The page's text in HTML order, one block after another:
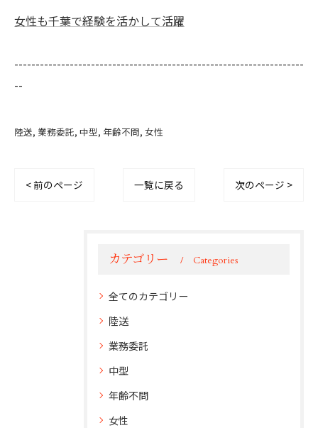
女性も千葉で経験を活かして活躍
--------------------------------------------------------------------
--
陸送 業務委託 中型 年齢不問 女性
< 前のページ 一覧に戻る 次のページ >
カテゴリー Categories
全てのカテゴリー
陸送
業務委託
中型
年齢不問
女性